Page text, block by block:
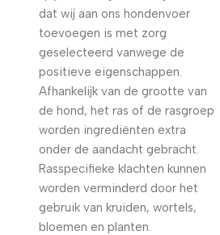
dat wij aan ons hondenvoer
toevoegen is met zorg
geselecteerd vanwege de
positieve eigenschappen.
Afhankelijk van de grootte van
de hond, het ras of de rasgroep
worden ingrediënten extra
onder de aandacht gebracht.
Rasspecifieke klachten kunnen
worden verminderd door het
gebruik van kruiden, wortels,
bloemen en planten.